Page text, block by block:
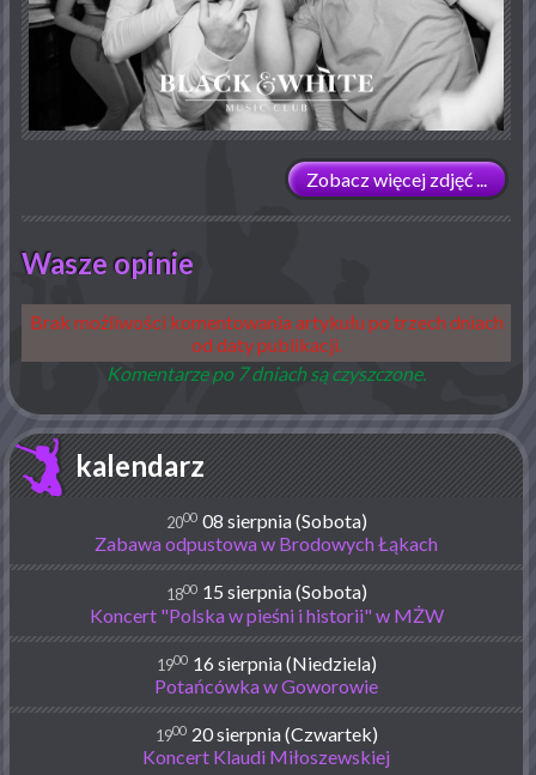
Zobacz więcej zdjęć ...
Wasze opinie
Brak możliwości komentowania artykułu po trzech dniach
od daty publikacji.
Komentarze po 7 dniach są czyszczone.
kalendarz
2000 08 sierpnia (Sobota)
Zabawa odpustowa w Brodowych Łąkach
1800 15 sierpnia (Sobota)
Koncert "Polska w pieśni i historii" w MŻW
1900 16 sierpnia (Niedziela)
Potańcówka w Goworowie
1900 20 sierpnia (Czwartek)
Koncert Klaudi Miłoszewskiej